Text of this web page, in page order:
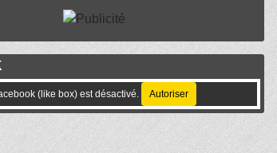
(like box) est désactivé. Autoriser